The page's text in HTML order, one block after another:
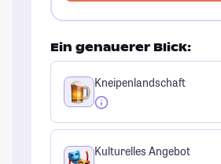
Ein genauerer Blick:
Kneipenlandschaft
Kulturelles Angebot